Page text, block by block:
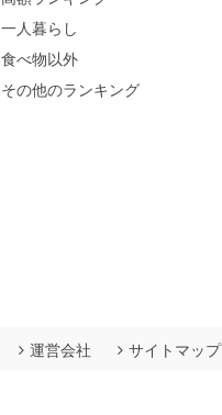
一人暮らし
食べ物以外
その他のランキング
運営会社 サイトマップ